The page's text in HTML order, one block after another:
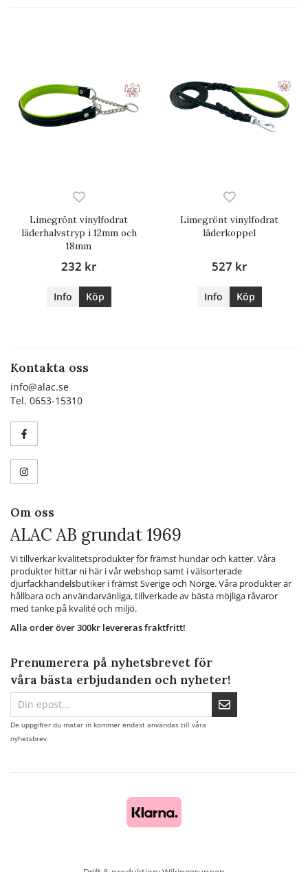
Limegrönt vinylfodrat
läderhalvstryp i 12mm och
18mm
232 kr
Info Köp
Limegrönt vinylfodrat
läderkoppel
527 kr
Info Köp
Kontakta oss
info@alac.se
Tel. 0653-15310
Om oss
ALAC AB grundat 1969
Vi tillverkar kvalitetsprodukter för främst hundar och katter. Våra
produkter hittar ni här i vår webshop samt i välsorterade
djurfackhandelsbutiker i främst Sverige och Norge. Våra produkter är
hållbara och användarvänliga, tillverkade av bästa möjliga råvaror
med tanke på kvalité och miljö.
Alla order över 300kr levereras fraktfritt!
Prenumerera på nyhetsbrevet för
våra bästa erbjudanden och nyheter!
De uppgifter du matar in kommer endast användas till våra
nyhetsbrev.